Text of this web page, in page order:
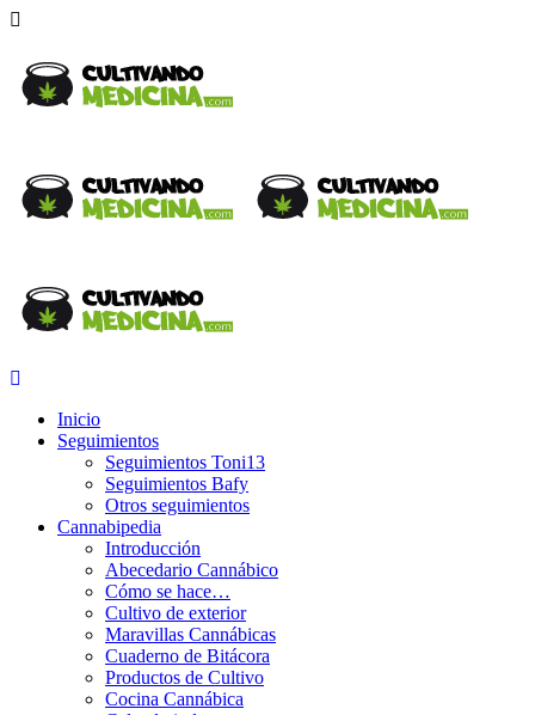
Inicio
Seguimientos
Seguimientos Toni13
Seguimientos Bafy
Otros seguimientos
Cannabipedia
Introducción
Abecedario Cannábico
Cómo se hace…
Cultivo de exterior
Maravillas Cannábicas
Cuaderno de Bitácora
Productos de Cultivo
Cocina Cannábica